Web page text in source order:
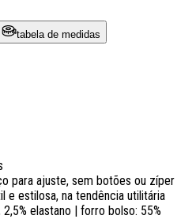
tabela de medidas
para ajuste, sem botões ou zíper
e estilosa, na tendência utilitária
elastano | forro bolso: 55%